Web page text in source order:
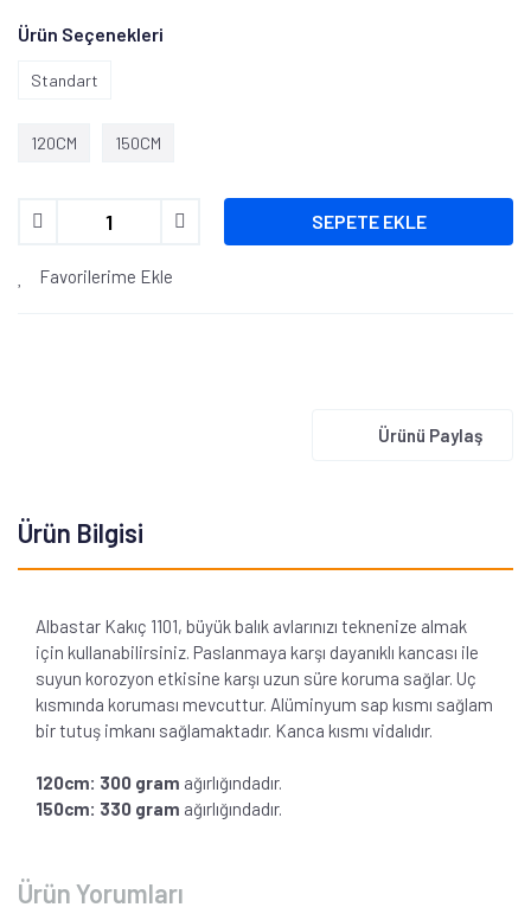
Ürün Seçenekleri
Standart
120CM 150CM
SEPETE EKLE
Favorilerime Ekle
Ürünü Paylaş
Ürün Bilgisi
Albastar Kakıç 1101, büyük balık avlarınızı teknenize almak
için kullanabilirsiniz. Paslanmaya karşı dayanıklı kancası ile
suyun korozyon etkisine karşı uzun süre koruma sağlar. Uç
kısmında koruması mevcuttur. Alüminyum sap kısmı sağlam
bir tutuş imkanı sağlamaktadır. Kanca kısmı vidalıdır.
120cm: 300 gram ağırlığındadır.
150cm: 330 gram ağırlığındadır.
Ürün Yorumları